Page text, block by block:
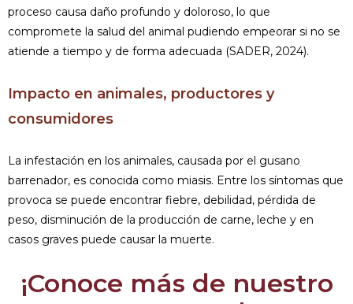
proceso causa daño profundo y doloroso, lo que
compromete la salud del animal pudiendo empeorar si no se
atiende a tiempo y de forma adecuada (SADER, 2024).
Impacto en animales, productores y
consumidores
La infestación en los animales, causada por el gusano
barrenador, es conocida como miasis. Entre los síntomas que
provoca se puede encontrar fiebre, debilidad, pérdida de
peso, disminución de la producción de carne, leche y en
casos graves puede causar la muerte.
¡Conoce más de nuestro